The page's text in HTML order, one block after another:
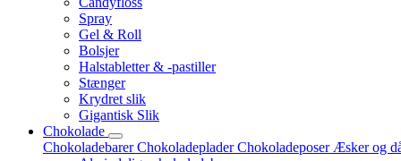
Spray
Gel & Roll
Bolsjer
Halstabletter & -pastiller
Stænger
Krydret slik
Gigantisk Slik
Chokolade
ChokoladebarerChokoladepladerChokoladeposer Æsker og